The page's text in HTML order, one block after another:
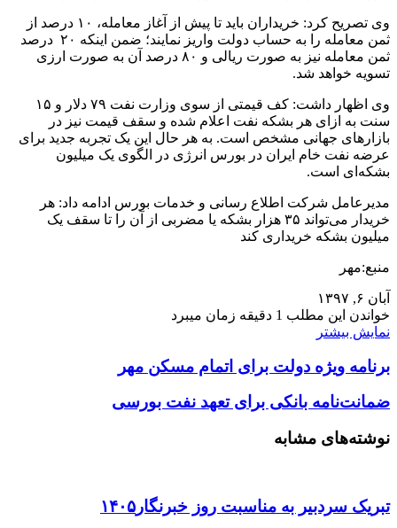
وی تصریح کرد: خریداران باید تا پیش از آغاز معامله، ۱۰ درصد از
ثمن معامله را به حساب دولت واریز نمایند؛ ضمن اینکه ۲۰ درصد
ثمن معامله نیز به صورت ریالی و ۸۰ درصد آن به صورت ارزی
تسویه خواهد شد.
وی اظهار داشت: کف قیمتی از سوی وزارت نفت ۷۹ دلار و ۱۵
سنت به ازای هر بشکه نفت اعلام شده و سقف قیمت نیز در
بازارهای جهانی مشخص است. به هر حال این یک تجربه جدید برای
عرضه نفت خام ایران در بورس انرژی در الگوی یک میلیون
بشکه‌ای است.
مدیرعامل شرکت اطلاع رسانی و خدمات بورس ادامه داد: هر
خریدار می‌تواند ۳۵ هزار بشکه یا مضربی از آن را تا سقف یک
میلیون بشکه خریداری کند
منبع:مهر
آبان ۶, ۱۳۹۷
خواندن این مطلب 1 دقیقه زمان میبرد
نمایش بیشتر
برنامه ویژه دولت برای اتمام مسکن مهر
ضمانت‌نامه بانکی برای تعهد نفت بورسی
نوشته‌های مشابه
تبریک سردبیر به مناسبت روز خبرنگار۱۴۰۵